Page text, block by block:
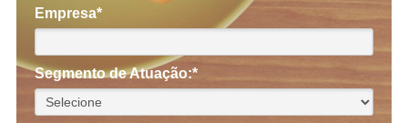
Empresa*
Segmento de Atuação:*